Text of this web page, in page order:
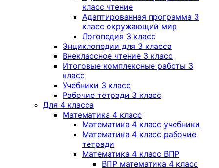
класс чтение
Адаптированная программа 3
класс окружающий мир
Логопедия 3 класс
Энциклопедии для 3 класса
Внеклассное чтение 3 класс
Итоговые комплексные работы 3
класс
Учебники 3 класс
Рабочие тетради 3 класс
Для 4 класса
Математика 4 класс
Математика 4 класс учебники
Математика 4 класс рабочие
тетради
Математика 4 класс ВПР
ВПР математика 4 класс